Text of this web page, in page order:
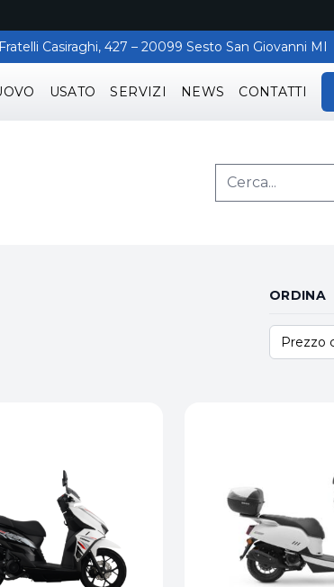
Casiraghi, 427 – 20099 Sesto San Giovanni MI
USATO SERVIZI NEWS CONTATTI
ORDINA